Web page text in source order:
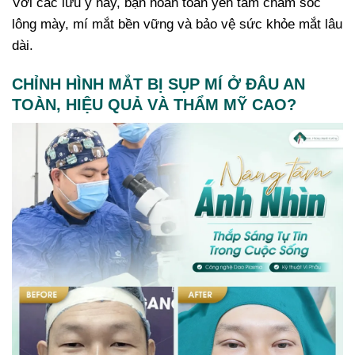
lông mày, mí mắt bền vững và bảo vệ sức khỏe mắt lâu
dài.
CHỈNH HÌNH MẮT BỊ SỤP MÍ Ở ĐÂU AN
TOÀN, HIỆU QUẢ VÀ THẨM MỸ CAO?